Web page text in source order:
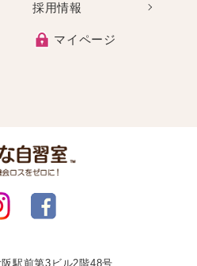
採用情報
マイページ
駅前第3ビル2階48号